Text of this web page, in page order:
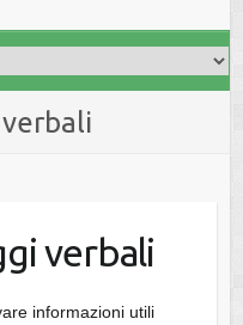
verbali
verbali
informazioni utili